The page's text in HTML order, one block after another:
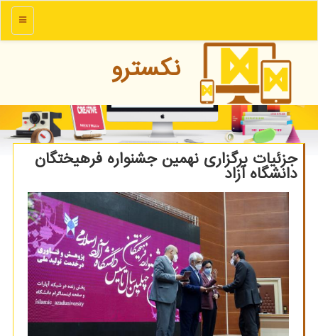
منو
نكسترو
جزئیات برگزاری نهمین جشنواره فرهیختگان
دانشگاه آزاد